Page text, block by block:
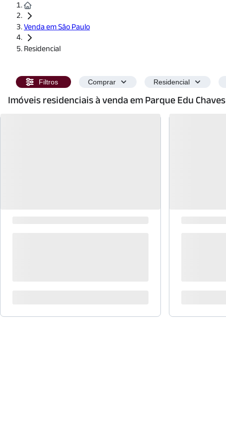
Venda em São Paulo
Residencial
Filtros Comprar Residencial
Imóveis residenciais à venda em Parque Edu Chaves